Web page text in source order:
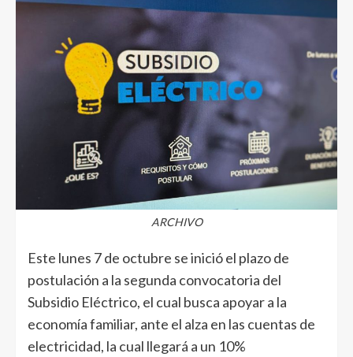
ARCHIVO
Este lunes 7 de octubre se inició el plazo de
postulación a la segunda convocatoria del
Subsidio Eléctrico, el cual busca apoyar a la
economía familiar, ante el alza en las cuentas de
electricidad, la cual llegará a un 10%